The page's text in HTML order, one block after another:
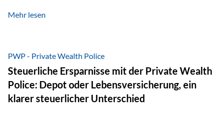
Personen transparent zu dokumentieren. Seit der
Stunden pro Jahr für vertrieblich tätige Personen in der
Versicherungsbranche. Über die Weiterbildungsdatenbank
von „gut beraten“ können absolvierte Bildungsmaßnahmen
zentral erfasst und dokumentiert werden. „gut beraten“
zertifiziert Als zertifizierter Bildungsanbieter können unsere
Mehr lesen
PWP - Private Wealth Police
Steuerliche Ersparnisse mit der Private Wealth
Police: Depot oder Lebensversicherung, ein
klarer steuerlicher Unterschied